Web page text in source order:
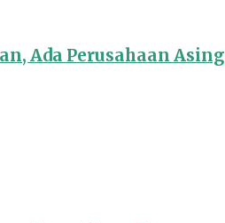
Ada Perusahaan Asing